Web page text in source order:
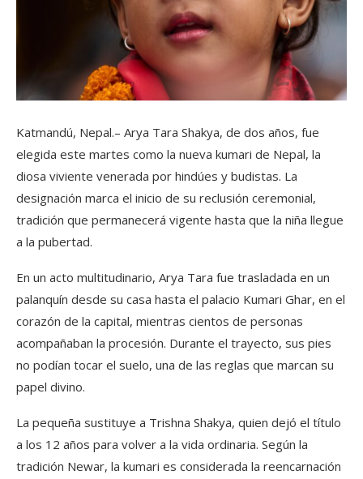
Katmandú, Nepal.– Arya Tara Shakya, de dos años, fue
elegida este martes como la nueva kumari de Nepal, la
diosa viviente venerada por hindúes y budistas. La
designación marca el inicio de su reclusión ceremonial,
tradición que permanecerá vigente hasta que la niña llegue
a la pubertad.
En un acto multitudinario, Arya Tara fue trasladada en un
palanquín desde su casa hasta el palacio Kumari Ghar, en el
corazón de la capital, mientras cientos de personas
acompañaban la procesión. Durante el trayecto, sus pies
no podían tocar el suelo, una de las reglas que marcan su
papel divino.
La pequeña sustituye a Trishna Shakya, quien dejó el título
a los 12 años para volver a la vida ordinaria. Según la
tradición Newar, la kumari es considerada la reencarnación